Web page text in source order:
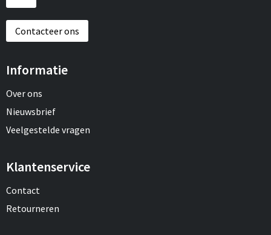
Contacteer ons
Informatie
Over ons
Nieuwsbrief
Veelgestelde vragen
Klantenservice
Contact
Retourneren